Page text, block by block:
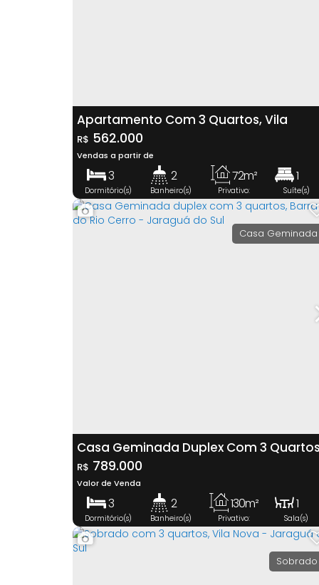
Apartamento Com 3 Quartos, Vila
Baependi - Jaraguá Do Sul
R$ 562.000
Vendas a partir de
3
Dormitório(s)
2
Banheiro(s) Privativo:
72m² 1
Suíte(s)
Total:
120m²
Vaga(s)
Casa Geminada
Casa Geminada Duplex Com 3
Barra Do Rio Cerro - Jaraguá Do Sul
R$ 789.000
Valor de Venda
3
Dormitório(s)
2
Banheiro(s) Privativo:
130m² 1
Sala(s)
1 2
Sobrado